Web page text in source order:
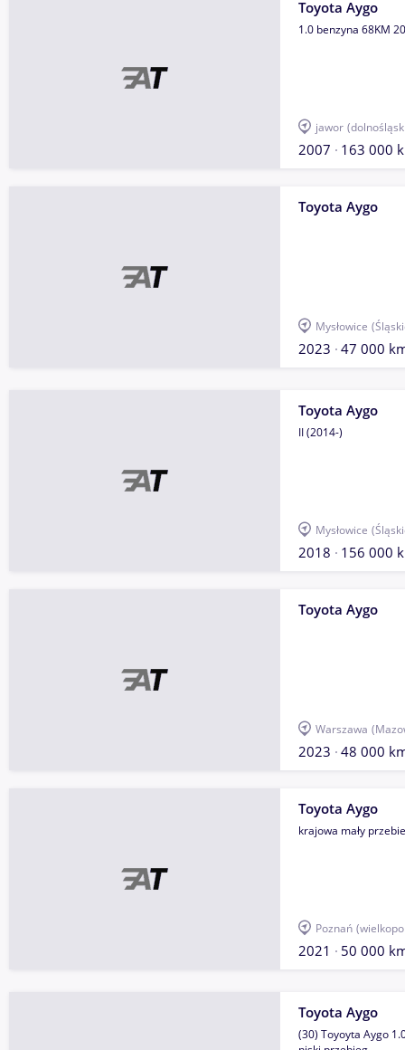
Toyota Aygo
1.0 benzyna 68KM
jawor
2007 163 000
Toyota Aygo
Mysłowice
2023 47 000
Toyota Aygo
II (2014-)
Mysłowice
2018 156 000
Toyota Aygo
Warszawa
2023 48 000
Toyota Aygo
krajowa mały
Poznań
2021 50 000
Toyota Aygo
(30) Toyoyta Aygo